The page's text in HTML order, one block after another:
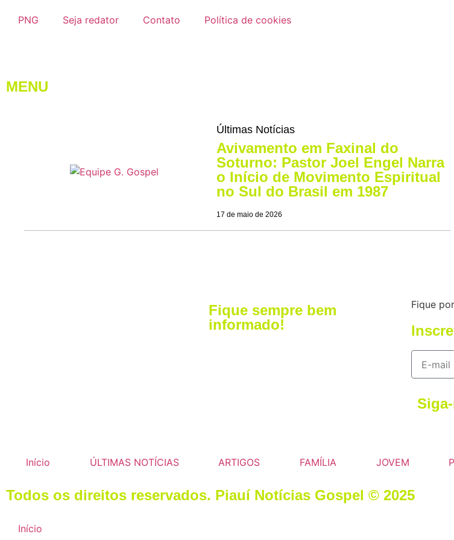
PNG Seja redator Contato Política de cookies
MENU
Últimas Notícias
Avivamento em Faxinal do
Soturno: Pastor Joel Engel Narra
o Início de Movimento Espiritual
no Sul do Brasil em 1987
17 de maio de 2026
Fique sempre bem
informado!
Fique
Início ÚLTIMAS NOTÍCIAS ARTIGOS FAMÍLIA JOVEM
Todos os direitos reservados. Piauí Notícias Gospel © 2025
Início